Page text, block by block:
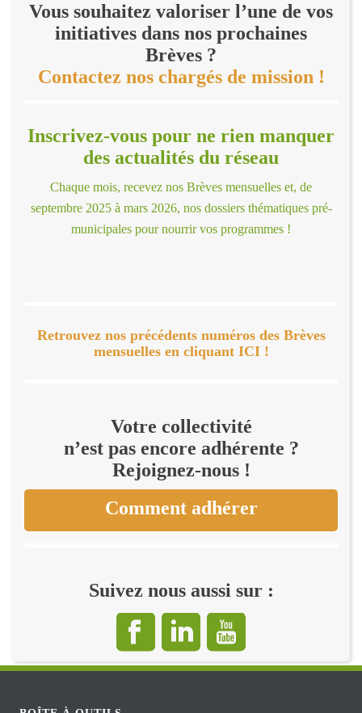
Vous souhaitez valoriser l’une de vos
initiatives dans nos prochaines
Brèves ?
Contactez nos chargés de mission !
Inscrivez-vous pour ne rien manquer
des actualités du réseau
Chaque mois, recevez nos Brèves mensuelles et, de
septembre 2025 à mars 2026, nos dossiers thématiques pré-
municipales pour nourrir vos programmes !
Retrouvez nos précédents numéros des Brèves
mensuelles en cliquant ICI !
Votre collectivité
n’est pas encore adhérente ?
Rejoignez-nous !
Comment adhérer
Suivez nous aussi sur :